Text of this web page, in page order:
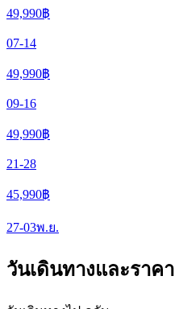
49,990฿
07-14
49,990฿
09-16
49,990฿
21-28
45,990฿
27-03พ.ย.
วันเดินทางและราคา